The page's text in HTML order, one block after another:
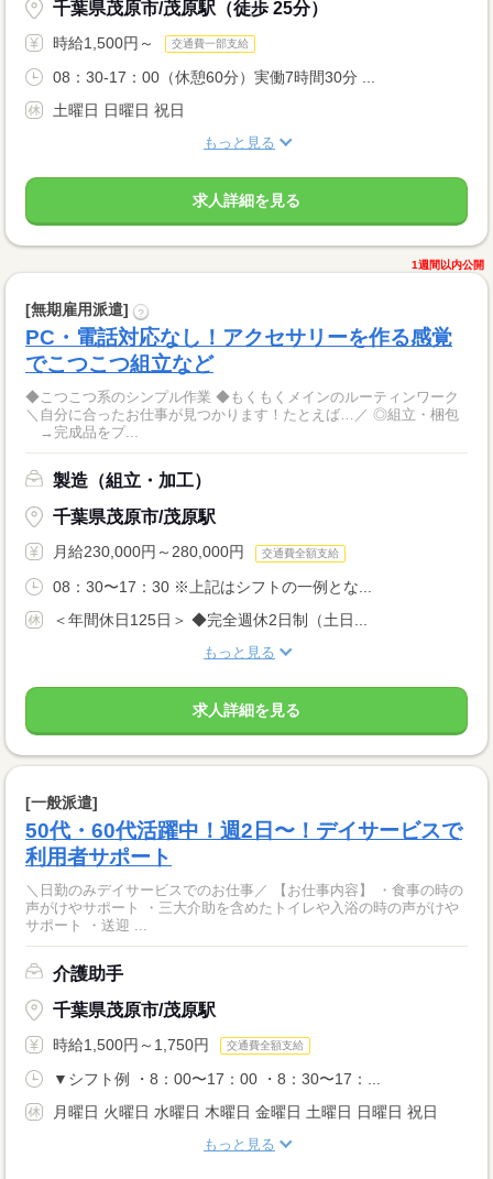
千葉県茂原市/茂原駅（徒歩 25分）
時給1,500円～ 交通費一部支給
08：30-17：00（休憩60分）実働7時間30分 ...
土曜日 日曜日 祝日
もっと見る
求人詳細を見る
1週間以内公開
[無期雇用派遣] ?
PC・電話対応なし！アクセサリーを作る感覚
でこつこつ組立など
◆こつこつ系のシンプル作業 ◆もくもくメインのルーティンワーク
＼自分に合ったお仕事が見つかります！たとえば…／ ◎組立・梱包
→完成品をプ...
製造（組立・加工）
千葉県茂原市/茂原駅
月給230,000円～280,000円 交通費全額支給
08：30〜17：30 ※上記はシフトの一例とな...
＜年間休日125日＞ ◆完全週休2日制（土日...
もっと見る
求人詳細を見る
[一般派遣]
50代・60代活躍中！週2日〜！デイサービスで
利用者サポート
＼日勤のみデイサービスでのお仕事／ 【お仕事内容】 ・食事の時の
声がけやサポート ・三大介助を含めたトイレや入浴の時の声がけや
サポート ・送迎 ...
介護助手
千葉県茂原市/茂原駅
時給1,500円～1,750円 交通費全額支給
▼シフト例 ・8：00〜17：00 ・8：30〜17：...
月曜日 火曜日 水曜日 木曜日 金曜日 土曜日 日曜日 祝日
もっと見る